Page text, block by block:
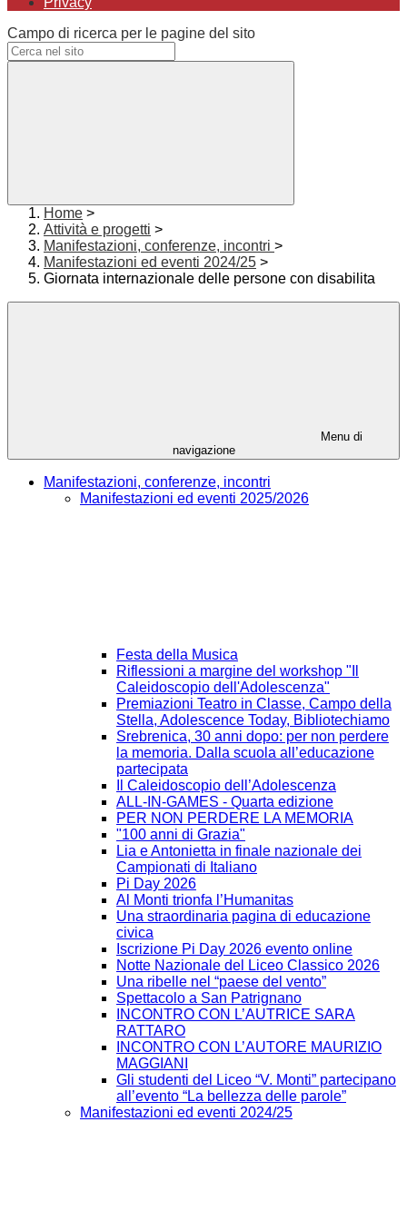
Campo di ricerca per le pagine del sito
Home >
Attività e progetti >
Manifestazioni, conferenze, incontri >
Manifestazioni ed eventi 2024/25 >
Giornata internazionale delle persone con disabilita
Menu di
navigazione
Manifestazioni, conferenze, incontri
Manifestazioni ed eventi 2025/2026
Festa della Musica
Riflessioni a margine del workshop "Il
Caleidoscopio dell'Adolescenza"
Premiazioni Teatro in Classe, Campo della
Stella, Adolescence Today, Bibliotechiamo
Srebrenica, 30 anni dopo: per non perdere
la memoria. Dalla scuola all’educazione
partecipata
Il Caleidoscopio dell’Adolescenza
ALL-IN-GAMES - Quarta edizione
PER NON PERDERE LA MEMORIA
"100 anni di Grazia"
Lia e Antonietta in finale nazionale dei
Campionati di Italiano
Pi Day 2026
Al Monti trionfa l’Humanitas
Una straordinaria pagina di educazione
civica
Iscrizione Pi Day 2026 evento online
Notte Nazionale del Liceo Classico 2026
Una ribelle nel “paese del vento”
Spettacolo a San Patrignano
INCONTRO CON L’AUTRICE SARA
RATTARO
INCONTRO CON L’AUTORE MAURIZIO
MAGGIANI
Gli studenti del Liceo “V. Monti” partecipano
all’evento “La bellezza delle parole”
Manifestazioni ed eventi 2024/25